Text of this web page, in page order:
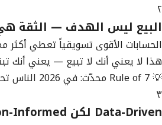
٢
البيع ليس الهدف — الثقة
الحسابات الأقوى تسويقياً تعطي أكثر مما تطلب. لكل
هذا لا يعني أنك لا تبيع — يعني أنك
💡 Rule of 7 محدّث: في 2026 الناس تحتاج 11–14 نقطة تلامس قبل الشراء بسبب التشبع الإعلاني. ابن نظامك لـ long game، لا quick sale فقط.
٣
Data-Driven لكن Intuition-Informed